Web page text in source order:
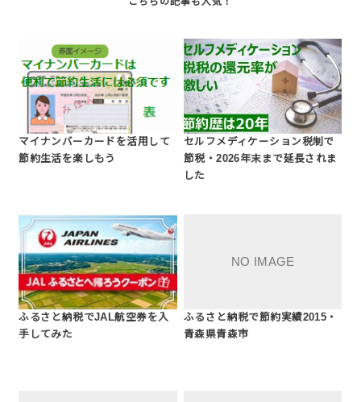
マイナンバーカードを活用して
節約生活を楽しもう
セルフメディケーション税制で
節税・2026年末まで延長されま
した
ふるさと納税でJAL航空券を入
手してみた
ふるさと納税で節約実績2015・
青森県青森市